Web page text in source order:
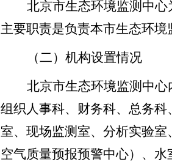
北京市生态环境监测中心
主要职责是负责本市生态环境
（二）机构设置情况
北京市生态环境监测中心
组织人事科、财务科、总务科
室、现场监测室、分析实验
空气质量预报预警中心）、